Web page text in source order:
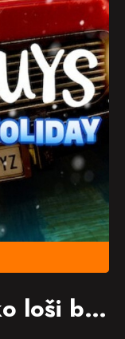
Loši momci Jako loši blagdani